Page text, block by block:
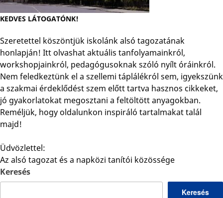
KEDVES LÁTOGATÓNK!
Szeretettel köszöntjük iskolánk alsó tagozatának
honlapján! Itt olvashat aktuális tanfolyamainkról,
workshopjainkról, pedagógusoknak szóló nyílt óráinkról.
Nem feledkeztünk el a szellemi táplálékról sem, igyekszünk
a szakmai érdeklődést szem előtt tartva hasznos cikkeket,
jó gyakorlatokat megosztani a feltöltött anyagokban.
Reméljük, hogy oldalunkon inspiráló tartalmakat talál
majd!
Üdvözlettel:
Az alsó tagozat és a napközi tanítói közössége
Keresés
Keresés